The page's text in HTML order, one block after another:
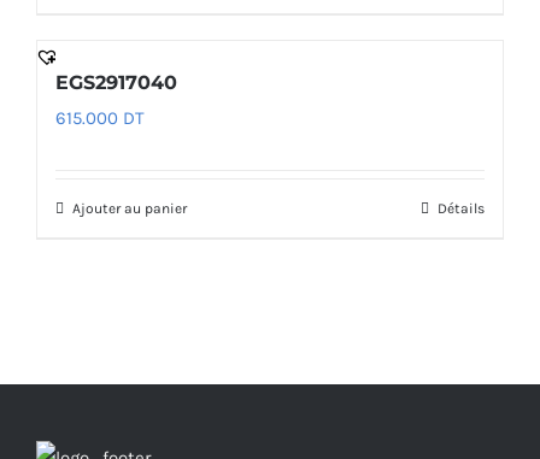
EGS2917040
615.000 DT
Ajouter au panier Détails